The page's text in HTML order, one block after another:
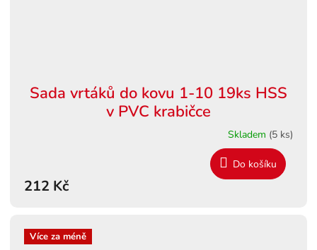
Sada vrtáků do kovu 1-10 19ks HSS
v PVC krabičce
Skladem (5 ks)
212 Kč
Do košíku
Více za méně